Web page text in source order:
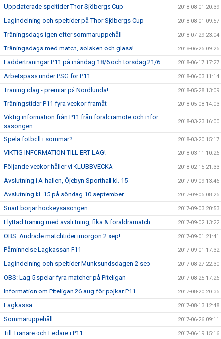
Uppdaterade speltider Thor Sjöbergs Cup 2018-08-01 20:39
Lagindelning och speltider på Thor Sjöbergs Cup 2018-08-01 09:57
Träningsdags igen efter sommaruppehåll 2018-07-29 23:04
Träningsdags med match, solsken och glass! 2018-06-25 09:25
Fadderträningar P11 på måndag 18/6 och torsdag 21/6 2018-06-17 17:27
Arbetspass under PSG för P11 2018-06-03 11:14
Träning idag - premiär på Nordlunda! 2018-05-28 13:09
Träningstider P11 fyra veckor framåt 2018-05-08 14:03
Viktig information från P11 från föräldramöte och inför
säsongen
2018-03-23 16:00
Spela fotboll i sommar? 2018-03-20 15:17
VIKTIG INFORMATION TILL ERT LAG! 2018-03-11 10:26
Följande veckor håller vi KLUBBVECKA 2018-02-15 21:33
Avslutning i A-hallen, Öjebyn Sporthall kl. 15 2017-09-09 13:46
Avslutning kl. 15 på söndag 10 september 2017-09-05 08:25
Snart börjar hockeysäsongen 2017-09-03 20:53
Flyttad träning med avslutning, fika & föräldramatch 2017-09-02 13:22
OBS: Ändrade matchtider imorgon 2 sep! 2017-09-01 21:41
Påminnelse Lagkassan P11 2017-09-01 17:32
Lagindelning och speltider Munksundsdagen 2 sep 2017-08-27 22:30
OBS: Lag 5 spelar fyra matcher på Piteligan 2017-08-25 17:26
Information om Piteligan 26 aug för pojkar P11 2017-08-20 20:35
Lagkassa 2017-08-13 12:48
Sommaruppehåll 2017-06-26 09:11
Till Tränare och Ledare i P11 2017-06-19 15:16